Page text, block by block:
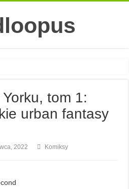
nauki
na 2023 rok
tom 1:
urban fantasy
2022
Komiksy